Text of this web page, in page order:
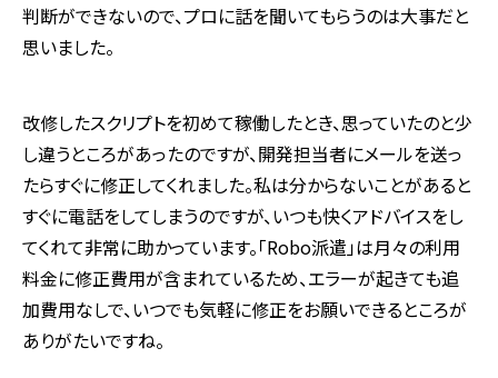
判断ができないので、プロに話を聞いてもらうのは大事だと
思いました。
改修したスクリプトを初めて稼働したとき、思っていたのと少
し違うところがあったのですが、開発担当者にメールを送っ
たらすぐに修正してくれました。私は分からないことがあると
すぐに電話をしてしまうのですが、いつも快くアドバイスをし
てくれて非常に助かっています。「Robo派遣」は月々の利用
料金に修正費用が含まれているため、エラーが起きても追
加費用なしで、いつでも気軽に修正をお願いできるところが
ありがたいですね。